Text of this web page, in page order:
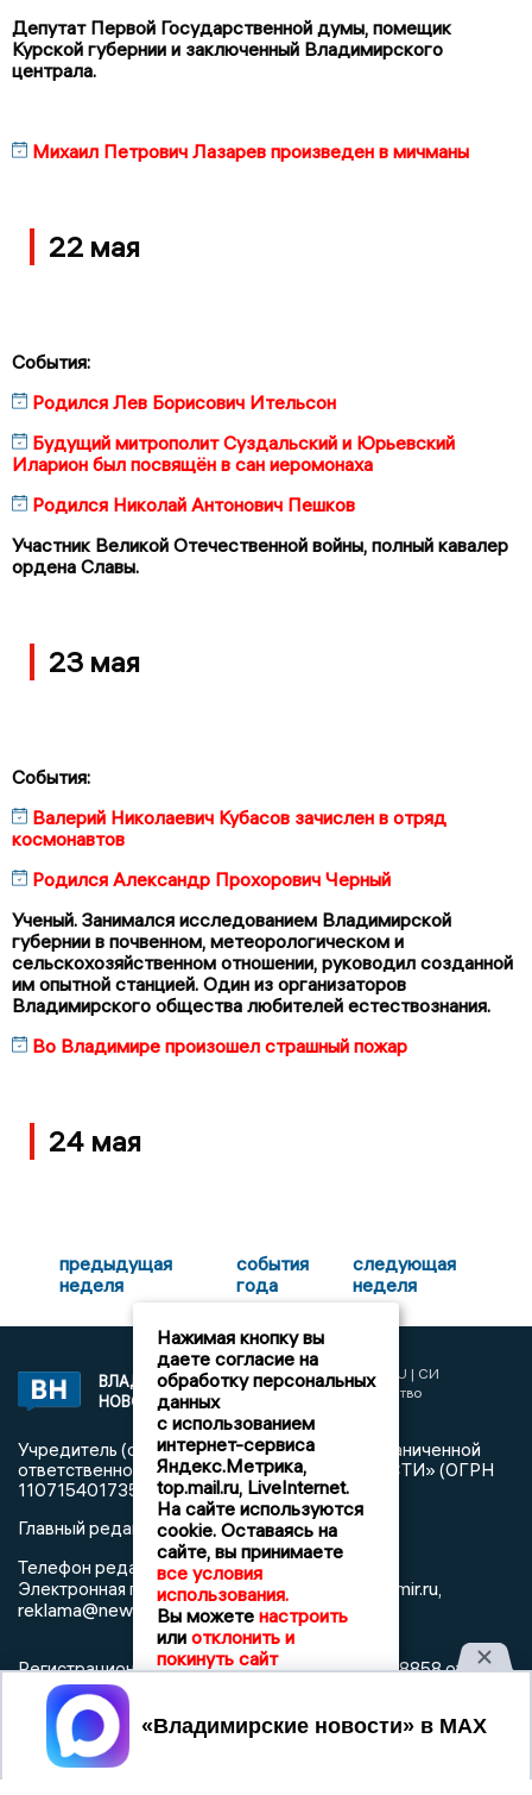
Депутат Первой Государственной думы, помещик
Курской губернии и заключенный Владимирского
централа.
Михаил Петрович Лазарев произведен в мичманы
22 мая
События:
Родился Лев Борисович Ительсон
Будущий митрополит Суздальский и Юрьевский
Иларион был посвящён в сан иеромонаха
Родился Николай Антонович Пешков
Участник Великой Отечественной войны, полный кавалер
ордена Славы.
23 мая
События:
Валерий Николаевич Кубасов зачислен в отряд
космонавтов
Родился Александр Прохорович Черный
Ученый. Занимался исследованием Владимирской
губернии в почвенном, метеорологическом и
сельскохозяйственном отношении, руководил созданной
им опытной станцией. Один из организаторов
Владимирского общества любителей естествознания.
Во Владимире произошел страшный пожар
24 мая
предыдущая
неделя
события
года
следующая
неделя
ВЛАДИМИРСКИЕ
НОВОСТИ
2017 © NEWSVLADIMIR.RU | СИ
«Информационное агентство
Учредитель (соучредители): Общество с ограниченной
ответственностью «РЕГИОНАЛЬНЫЕ НОВОСТИ» (ОГРН
1107154017354)
Главный редактор: Мазов С. А.
Телефон редакции:8 (4922) 666916
Электронная почта редакции:info@newsvladimir.ru
reklama@newsvladimir.ru
Регистрационный номер: серия Эл № ФС77-78858 от 4
августа 2020 г. согласно выписке из реестра
зарегистрированных средств массовой информации
выдана Федеральной службой по надзору в сфере связи,
информационных технологий и массовых коммуникаций
Нажимая кнопку вы
даете согласие на
обработку персональных
данных
с использованием
интернет-сервиса
Яндекс.Метрика,
top.mail.ru, LiveInternet.
На сайте используются
cookie. Оставаясь на
сайте, вы принимаете
все условия
использования.
Вы можете настроить
или отклонить и
покинуть сайт
Принять